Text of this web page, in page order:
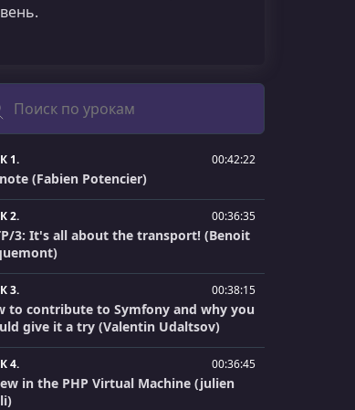
1. 00:42:22
(Fabien Potencier)
2. 00:36:35
3: It's all about the transport! (Benoit
3. 00:38:15
to contribute to Symfony and why you
give it a try (Valentin Udaltsov)
4. 00:36:45
in the PHP Virtual Machine (julien